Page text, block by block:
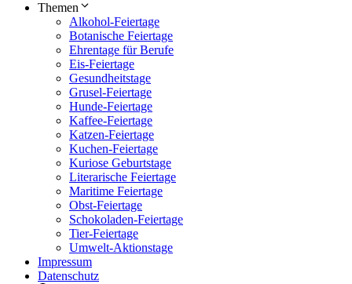
Themen
Alkohol-Feiertage
Botanische Feiertage
Ehrentage für Berufe
Eis-Feiertage
Gesundheitstage
Grusel-Feiertage
Hunde-Feiertage
Kaffee-Feiertage
Katzen-Feiertage
Kuchen-Feiertage
Kuriose Geburtstage
Literarische Feiertage
Maritime Feiertage
Obst-Feiertage
Schokoladen-Feiertage
Tier-Feiertage
Umwelt-Aktionstage
Impressum
Datenschutz